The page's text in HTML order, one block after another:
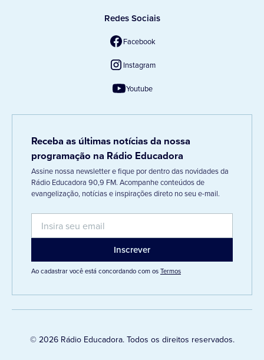
Redes Sociais
Facebook
Instagram
Youtube
Receba as últimas notícias da nossa
programação na Rádio Educadora
Assine nossa newsletter e fique por dentro das novidades da
Rádio Educadora 90,9 FM. Acompanhe conteúdos de
evangelização, notícias e inspirações direto no seu e-mail.
Ao cadastrar você está concordando com osTermos
© 2026 Rádio Educadora. Todos os direitos reservados.